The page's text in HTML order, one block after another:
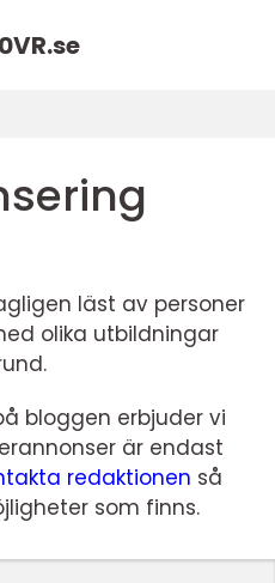
se
läst av personer
olika utbildningar
bloggen erbjuder vi
är endast
redaktionen så
som finns.